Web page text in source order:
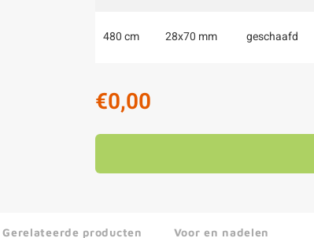
480 cm 28x70 mm geschaafd
€0,00
Gerelateerde producten Voor en nadelen